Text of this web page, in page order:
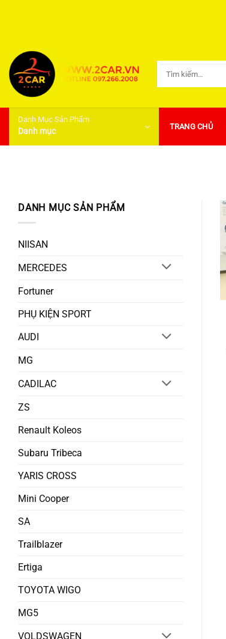
dung
Danh Mục Sản Phẩm
Danh mục TRANG CHỦ
DANH MỤC SẢN PHẨM
NIISAN
MERCEDES
Fortuner
PHỤ KIỆN SPORT
AUDI
MG
CADILAC
ZS
Renault Koleos
Subaru Tribeca
YARIS CROSS
Mini Cooper
SA
Trailblazer
Ertiga
TOYOTA WIGO
MG5
VOLDSWAGEN